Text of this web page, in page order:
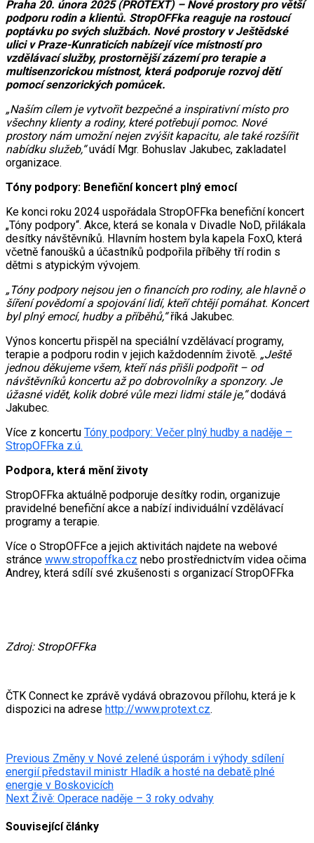
Praha 20. února 2025 (PROTEXT) – Nové prostory pro větší
podporu rodin a klientů. StropOFFka reaguje na rostoucí
poptávku po svých službách. Nové prostory v Ještědské
ulici v Praze-Kunraticích nabízejí více místností pro
vzdělávací služby, prostornější zázemí pro terapie a
multisenzorickou místnost, která podporuje rozvoj dětí
pomocí senzorických pomůcek.
„Naším cílem je vytvořit bezpečné a inspirativní místo pro
všechny klienty a rodiny, které potřebují pomoc. Nové
prostory nám umožní nejen zvýšit kapacitu, ale také rozšířit
nabídku služeb,“uvádí Mgr. Bohuslav Jakubec, zakladatel
organizace.
Tóny podpory: Benefiční koncert plný emocí
Ke konci roku 2024 uspořádala StropOFFka benefiční koncert
„Tóny podpory“. Akce, která se konala v Divadle NoD, přilákala
desítky návštěvníků. Hlavním hostem byla kapela FoxO, která
včetně fanoušků a účastníků podpořila příběhy tří rodin s
dětmi s atypickým vývojem.
„Tóny podpory nejsou jen o financích pro rodiny, ale hlavně o
šíření povědomí a spojování lidí, kteří chtějí pomáhat. Koncert
byl plný emocí, hudby a příběhů,“říká Jakubec.
Výnos koncertu přispěl na speciální vzdělávací programy,
terapie a podporu rodin v jejich každodenním životě. „Ještě
jednou děkujeme všem, kteří nás přišli podpořit – od
návštěvníků koncertu až po dobrovolníky a sponzory. Je
úžasné vidět, kolik dobré vůle mezi lidmi stále je,“dodává
Jakubec.
Více z koncertu Tóny podpory: Večer plný hudby a naděje –
StropOFFka z.ú.
Podpora, která mění životy
StropOFFka aktuálně podporuje desítky rodin, organizuje
pravidelné benefiční akce a nabízí individuální vzdělávací
programy a terapie.
Více o StropOFFce a jejich aktivitách najdete na webové
stránce www.stropoffka.cz nebo prostřednictvím videa očima
Andrey, která sdílí své zkušenosti s organizací StropOFFka
Zdroj: StropOFFka
ČTK Connect ke zprávě vydává obrazovou přílohu, která je k
dispozici na adrese http://www.protext.cz.
Post
navigation
Previous Změny v Nové zelené úsporám i výhody sdílení
energií představil ministr Hladík a hosté na debatě plné
energie v Boskovicích
Next Živě: Operace naděje – 3 roky odvahy
Související články